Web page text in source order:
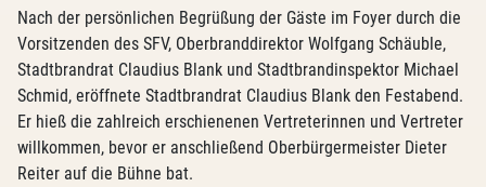
Nach der persönlichen Begrüßung der Gäste im Foyer durch die
Vorsitzenden des SFV, Oberbranddirektor Wolfgang Schäuble,
Stadtbrandrat Claudius Blank und Stadtbrandinspektor Michael
Schmid, eröffnete Stadtbrandrat Claudius Blank den Festabend.
Er hieß die zahlreich erschienenen Vertreterinnen und Vertreter
willkommen, bevor er anschließend Oberbürgermeister Dieter
Reiter auf die Bühne bat.